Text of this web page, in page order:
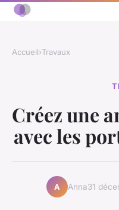
Accueil›Travaux
Créez une
avec les
A Anna31